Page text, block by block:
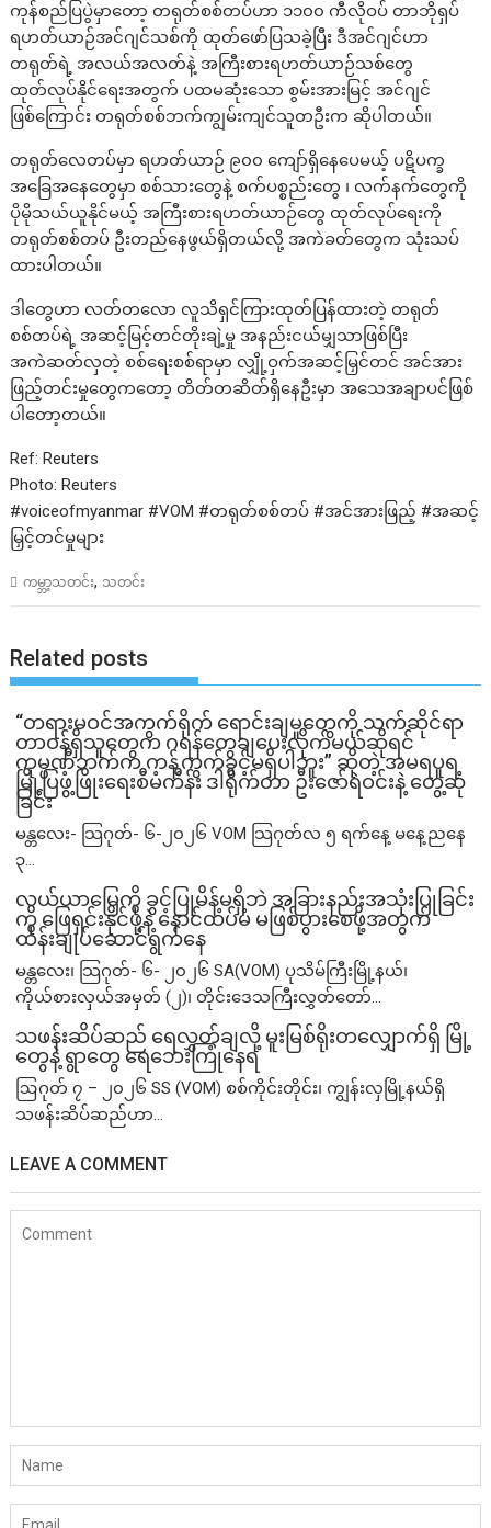
ကုန်စည်ပြပွဲမှာတော့ တရုတ်စစ်တပ်ဟာ ၁၁၀၀ ကီလိုဝပ် တာဘိုရှပ်
ရဟတ်ယာဉ်အင်ဂျင်သစ်ကို ထုတ်ဖော်ပြသခဲ့ပြီး ဒီအင်ဂျင်ဟာ
တရုတ်ရဲ့ အလယ်အလတ်နဲ့ အကြီးစားရဟတ်ယာဉ်သစ်တွေ
ထုတ်လုပ်နိုင်ရေးအတွက် ပထမဆုံးသော စွမ်းအားမြင့် အင်ဂျင်
ဖြစ်ကြောင်း တရုတ်စစ်ဘက်ကျွမ်းကျင်သူတဦးက ဆိုပါတယ်။
တရုတ်လေတပ်မှာ ရဟတ်ယာဉ် ၉၀၀ ကျော်ရှိနေပေမယ့် ပဋိပက္ခ
အခြေအနေတွေမှာ စစ်သားတွေနဲ့ စက်ပစ္စည်းတွေ ၊ လက်နက်တွေကို
ပိုမိုသယ်ယူနိုင်မယ့် အကြီးစားရဟတ်ယာဉ်တွေ ထုတ်လုပ်ရေးကို
တရုတ်စစ်တပ် ဦးတည်နေဖွယ်ရှိတယ်လို့ အကဲခတ်တွေက သုံးသပ်
ထားပါတယ်။
ဒါတွေဟာ လတ်တလော လူသိရှင်ကြားထုတ်ပြန်ထားတဲ့ တရုတ်
စစ်တပ်ရဲ့ အဆင့်မြင့်တင်တိုးချဲ့မှု အနည်းငယ်မျှသာဖြစ်ပြီး
အကဲဆတ်လှတဲ့ စစ်ရေးစစ်ရာမှာ လျှို့ဝှက်အဆင့်မြှင်တင် အင်အား
ဖြည့်တင်းမှုတွေကတော့ တိတ်တဆိတ်ရှိနေဦးမှာ အသေအချာပင်ဖြစ်
ပါတော့တယ်။
Ref: Reuters
Photo: Reuters
#voiceofmyanmar #VOM #တရုတ်စစ်တပ် #အင်အားဖြည့် #အဆင့်
မြှင့်တင်မှုများ
ကမ္ဘာ့သတင်း, သတင်း
Related posts
“တရားမဝင်အကွက်ရိုက် ရောင်းချမှုတွေကို သက်ဆိုင်ရာ
တာဝန်ရှိသူတွေက ဂရန်တွေချပေးလိုက်မယ်ဆိုရင်
ကုမ္ပဏီဘက်က ကန့်ကွက်ခွင့်မရှိပါဘူး” ဆိုတဲ့ အမရပူရ
မြို့ပြဖွံ့ဖြိုးရေးစီမံကိန်း ဒါရိုက်တာ ဦးဇော်ရဲဝင်းနဲ့ တွေ့ဆုံ
ခြင်း
မန္တလေး- သြဂုတ်- ၆-၂၀၂၆ VOM သြဂုတ်လ ၅ ရက်နေ့ မနေ့ညနေ
၃...
လယ်ယာမြေကို ခွင့်ပြုမိန့်မရှိဘဲ အခြားနည်းအသုံးပြုခြင်း
ကို ဖြေရှင်းနိုင်ဖို့နဲ့ နောင်ထပ်မံ မဖြစ်ပွားစေဖို့အတွက်
ထိန်းချုပ်ဆောင်ရွက်နေ
မန္တလေး၊ သြဂုတ်- ၆- ၂၀၂၆ SA(VOM) ပုသိမ်ကြီးမြို့နယ်၊
ကိုယ်စားလှယ်အမှတ် (၂)၊ တိုင်းဒေသကြီးလွှတ်တော်...
သဖန်းဆိပ်ဆည် ရေလွှတ်ချလို့ မူးမြစ်ရိုးတလျှောက်ရှိ မြို့
တွေနဲ့ ရွာတွေ ရေဘေးကြုံနေရ
ဩဂုတ် ၇ – ၂၀၂၆ SS (VOM) စစ်ကိုင်းတိုင်း၊ ကျွန်းလှမြို့နယ်ရှိ
သဖန်းဆိပ်ဆည်ဟာ...
LEAVE A COMMENT